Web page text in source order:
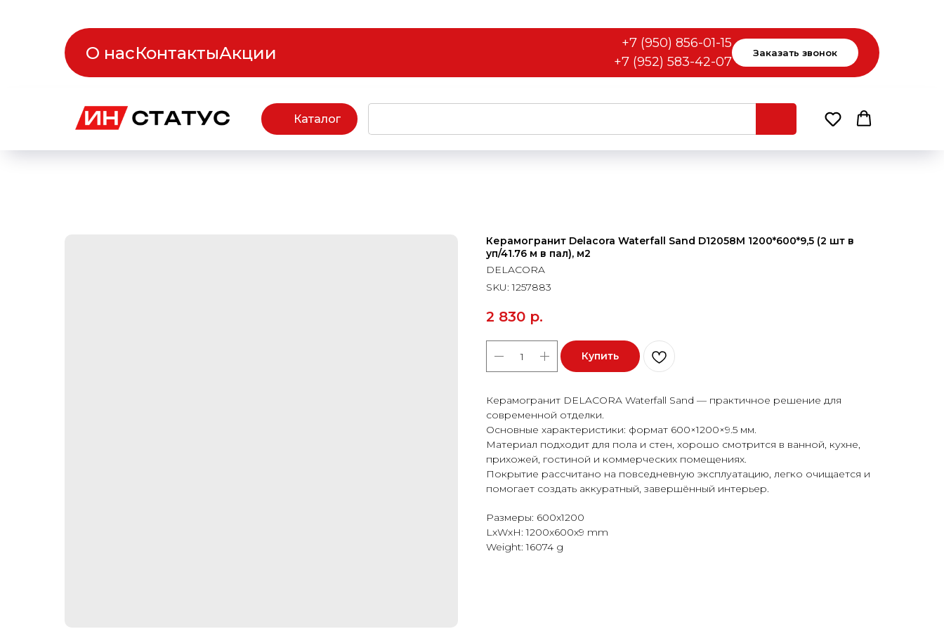
О насКонтактыАкции
+7 (950) 856-01-15
+7 (952) 583-42-07
Заказать звонок
Каталог
Керамогранит Delacora Waterfall Sand D12058M 1200*600*9,5 (2 шт в
уп/41.76 м в пал), м2
DELACORA
SKU:1257883
2 830 р.
Купить
Керамогранит DELACORA Waterfall Sand — практичное решение для
современной отделки.
Основные характеристики: формат 600×1200×9.5 мм.
Материал подходит для пола и стен, хорошо смотрится в ванной, кухне,
прихожей, гостиной и коммерческих помещениях.
Покрытие рассчитано на повседневную эксплуатацию, легко очищается и
помогает создать аккуратный, завершённый интерьер.
Размеры: 600x1200
LxWxH: 1200x600x9 mm
Weight: 16074 g